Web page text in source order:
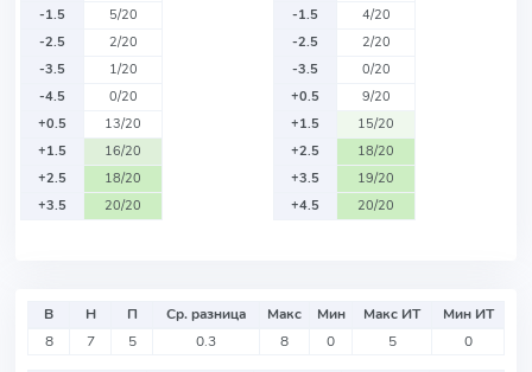
-1.5
5/20
-2.5
2/20
-3.5
1/20
-4.5
0/20
+0.5
13/20
+1.5
16/20
+2.5
18/20
+3.5
20/20
-1.5
4/20
-2.5
2/20
-3.5
0/20
+0.5
9/20
+1.5
15/20
+2.5
18/20
+3.5
19/20
+4.5
20/20
В Н П Ср. разница Макс Мин Макс ИТ
Мин ИТ
8
7 5 0.3 8 0 5 0